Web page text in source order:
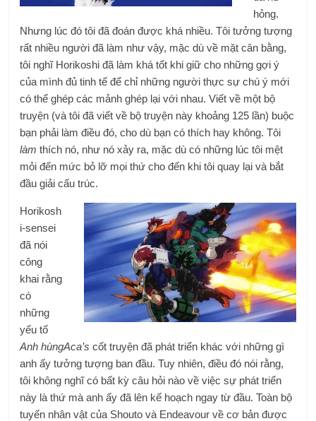
hỏng.
Nhưng lúc đó tôi đã đoán được khá nhiều. Tôi tưởng tượng
rất nhiều người đã làm như vậy, mặc dù về mặt cân bằng,
tôi nghĩ Horikoshi đã làm khá tốt khi giữ cho những gợi ý
của mình đủ tinh tế để chỉ những người thực sự chú ý mới
có thể ghép các mảnh ghép lại với nhau. Viết về một bộ
truyện (và tôi đã viết về bộ truyện này khoảng 125 lần) buộc
bạn phải làm điều đó, cho dù bạn có thích hay không. Tôi
làm thích nó, như nó xảy ra, mặc dù có những lúc tôi mệt
mỏi đến mức bỏ lỡ mọi thứ cho đến khi tôi quay lại và bắt
đầu giải cấu trúc.
Horikosh
i-sensei
đã nói
công
khai rằng
có
những
yếu tố
Anh hùngAca’s cốt truyện đã phát triển khác với những gì
anh ấy tưởng tượng ban đầu. Tuy nhiên, điều đó nói rằng,
tôi không nghĩ có bất kỳ câu hỏi nào về việc sự phát triển
này là thứ mà anh ấy đã lên kế hoạch ngay từ đầu. Toàn bộ
tuyến nhân vật của Shouto và Endeavour về cơ bản được